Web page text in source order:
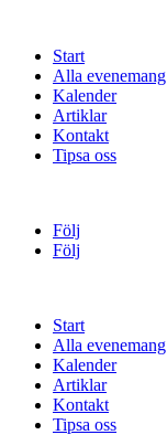
Start
Alla evenemang
Kalender
Artiklar
Kontakt
Tipsa oss
Följ
Följ
Start
Alla evenemang
Kalender
Artiklar
Kontakt
Tipsa oss